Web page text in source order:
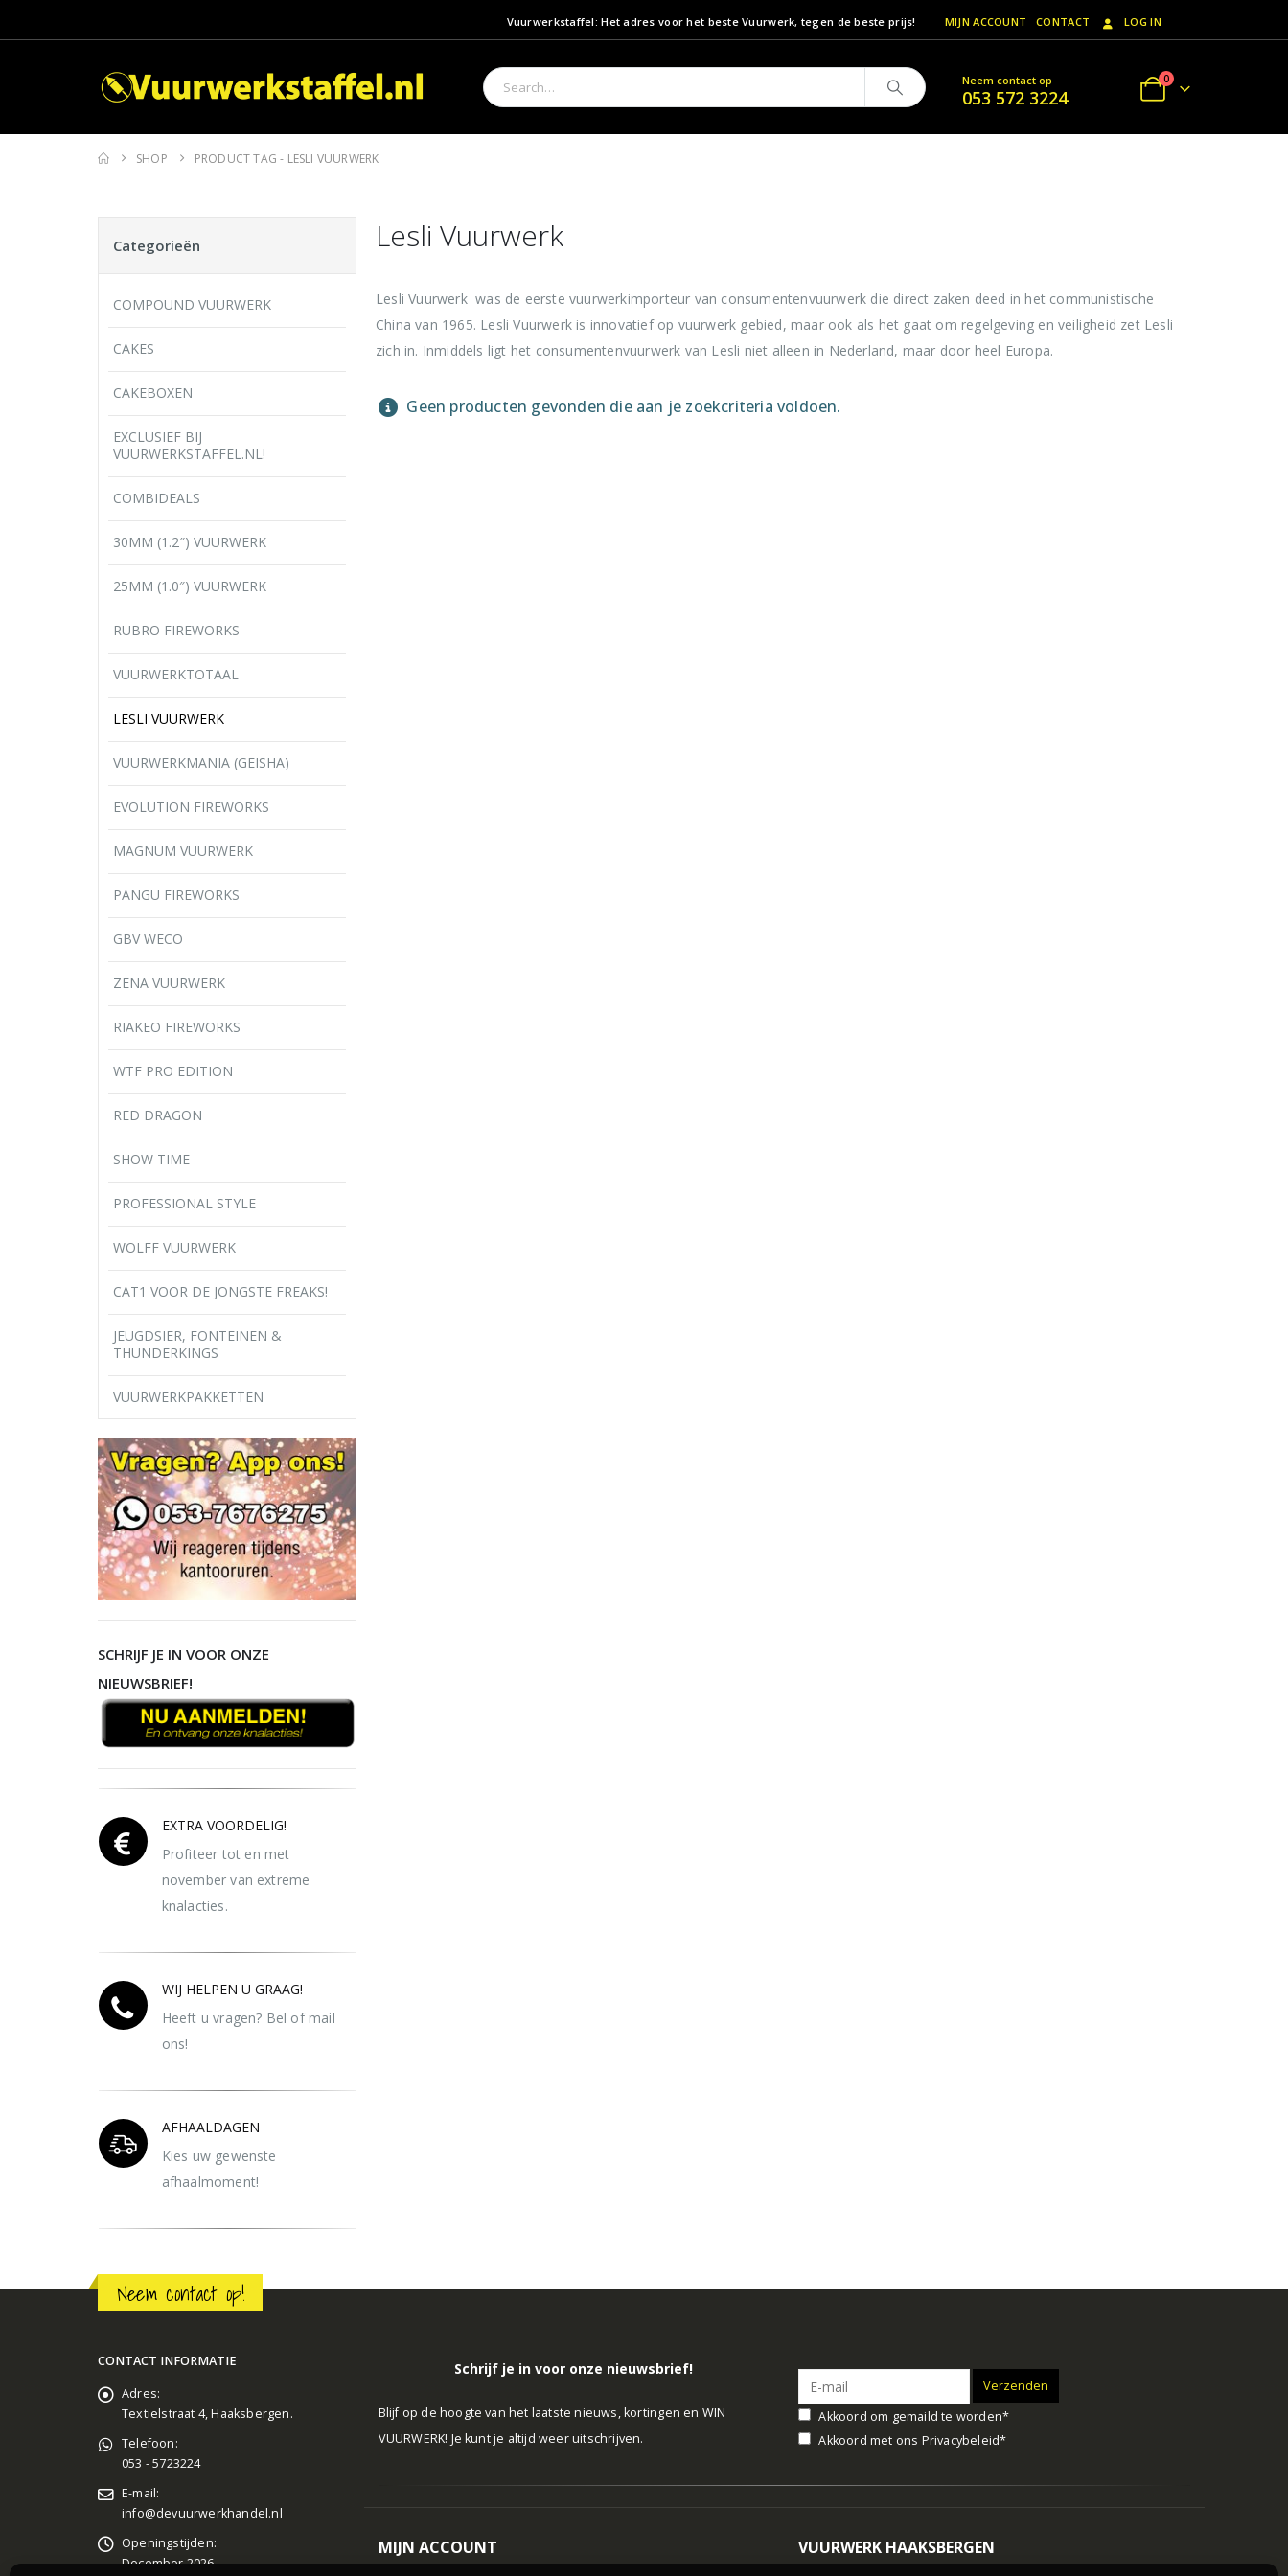
Vuurwerkstaffel: Het adres voor het beste Vuurwerk, tegen de beste prijs! MIJN ACCOUNT CONTACT LOG IN
Neem contact op
053 572 3224
0
SHOP PRODUCT TAG - LESLI VUURWERK
Lesli Vuurwerk
Lesli Vuurwerk was de eerste vuurwerkimporteur van consumentenvuurwerk die direct zaken deed in het communistische
China van 1965. Lesli Vuurwerk is innovatief op vuurwerk gebied, maar ook als het gaat om regelgeving en veiligheid zet Lesli
zich in. Inmiddels ligt het consumentenvuurwerk van Lesli niet alleen in Nederland, maar door heel Europa.
Geen producten gevonden die aan je zoekcriteria voldoen.
Categorieën
COMPOUND VUURWERK
CAKES
CAKEBOXEN
EXCLUSIEF BIJ
VUURWERKSTAFFEL.NL!
COMBIDEALS
30MM (1.2″) VUURWERK
25MM (1.0″) VUURWERK
RUBRO FIREWORKS
VUURWERKTOTAAL
LESLI VUURWERK
VUURWERKMANIA (GEISHA)
EVOLUTION FIREWORKS
MAGNUM VUURWERK
PANGU FIREWORKS
GBV WECO
ZENA VUURWERK
RIAKEO FIREWORKS
WTF PRO EDITION
RED DRAGON
SHOW TIME
PROFESSIONAL STYLE
WOLFF VUURWERK
CAT1 VOOR DE JONGSTE FREAKS!
JEUGDSIER, FONTEINEN &
THUNDERKINGS
VUURWERKPAKKETTEN
SCHRIJF JE IN VOOR ONZE
NIEUWSBRIEF!
EXTRA VOORDELIG!
Profiteer tot en met
november van extreme
knalacties.
WIJ HELPEN U GRAAG!
Heeft u vragen? Bel of mail
ons!
AFHAALDAGEN
Kies uw gewenste
afhaalmoment!
Neem contact op!
CONTACT INFORMATIE
Adres:
Textielstraat 4, Haaksbergen.
Telefoon:
053 - 5723224
E-mail:
info@devuurwerkhandel.nl
Openingstijden:
December 2026
Schrijf je in voor onze nieuwsbrief!
Blijf op de hoogte van het laatste nieuws, kortingen en WIN
VUURWERK! Je kunt je altijd weer uitschrijven.
Akkoord om gemaild te worden*
Akkoord met ons Privacybeleid*
MIJN ACCOUNT VUURWERK HAAKSBERGEN